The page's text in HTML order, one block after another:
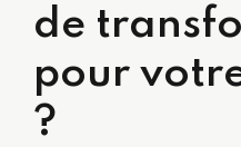
de
pour
?